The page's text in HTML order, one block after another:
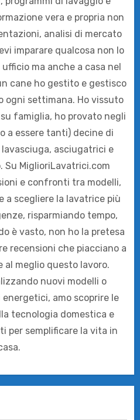
vera e propria non
analisi di mercato
imparare qualcosa non lo
ma anche a casa nel
cane ho gestito e gestisco
ogni settimana. Ho vissuto
famiglia, ho provato negli
a essere tanti) decine di
asciugatrici e
Su MiglioriLavatrici.com
e confronti tra modelli,
a scegliere la lavatrice più
risparmiando tempo,
è vasto, non ho la pretesa
recensioni che piacciano a
meglio questo lavoro.
nuovi modelli o
amo scoprire le
tecnologia domestica e
per semplificare la vita in